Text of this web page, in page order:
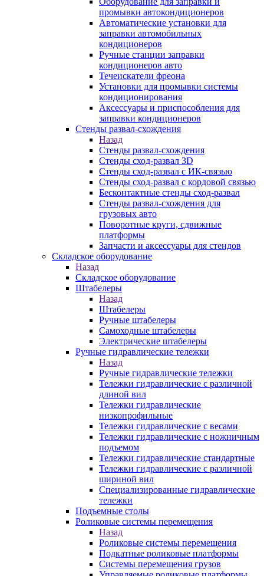
промывки автокондиционеров
Автоматические установки для
заправки автомобильных
кондиционеров
Ручные станции заправки
кондиционеров авто
Течеискатели фреона
Установки для промывки системы
кондиционирования
Аксессуары и приспособления для
заправки кондиционеров
Стенды развал-схождения
Назад
Стенды развал-схождения
Стенды сход-развал 3D
Стенды сход-развал с ИК-связью
Стенды сход-развал с кордовой связью
Бесконтактные стенды сход-развал
Стенды развал-схождения для
грузовых авто
Поворотные круги, сдвижные
платформы
Запчасти и аксессуары для стендов
Складское оборудование
Назад
Складское оборудование
Штабелеры
Назад
Штабелеры
Ручные штабелеры
Самоходные штабелеры
Электрические штабелеры
Ручные гидравлические тележки
Назад
Ручные гидравлические тележки
Тележки гидравлические с различной
длиной вил
Тележки гидравлические
низкопрофильные
Тележки гидравлические с весами
Тележки гидравлические с ножничным
подъемом
Тележки гидравлические стандартные
Тележки гидравлические с различной
шириной вил
Специализированные гидравлические
тележки
Подъемные столы
Роликовые системы перемещения
Назад
Роликовые системы перемещения
Подкатные роликовые платформы
Системы перемещения грузов